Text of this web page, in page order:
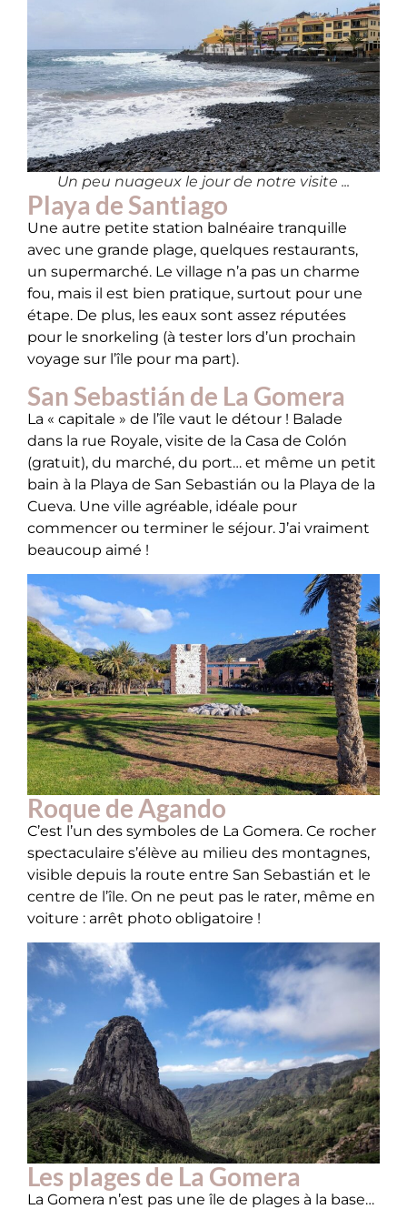
Un peu nuageux le jour de notre visite ...
Playa de Santiago
Une autre petite station balnéaire tranquille
avec une grande plage, quelques restaurants,
un supermarché. Le village n’a pas un charme
fou, mais il est bien pratique, surtout pour une
étape. De plus, les eaux sont assez réputées
pour le snorkeling (à tester lors d’un prochain
voyage sur l’île pour ma part).
San Sebastián de La Gomera
La « capitale » de l’île vaut le détour ! Balade
dans la rue Royale, visite de la Casa de Colón
(gratuit), du marché, du port… et même un petit
bain à la Playa de San Sebastián ou la Playa de la
Cueva. Une ville agréable, idéale pour
commencer ou terminer le séjour. J’ai vraiment
beaucoup aimé !
Roque de Agando
C’est l’un des symboles de La Gomera. Ce rocher
spectaculaire s’élève au milieu des montagnes,
visible depuis la route entre San Sebastián et le
centre de l’île. On ne peut pas le rater, même en
voiture : arrêt photo obligatoire !
Les plages de La Gomera
La Gomera n’est pas une île de plages à la base…